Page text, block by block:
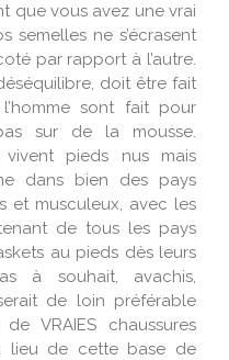
que vous avez une vrai
semelles ne s’écrasent
par rapport à l’autre.
doit être fait
sont fait pour
sur de la mousse.
pieds nus mais
dans bien des pays
et musculeux, avec les
de tous les pays
au pieds dès leurs
à souhait, avachis,
de loin préférable
VRAIES chaussures
lieu de cette base de